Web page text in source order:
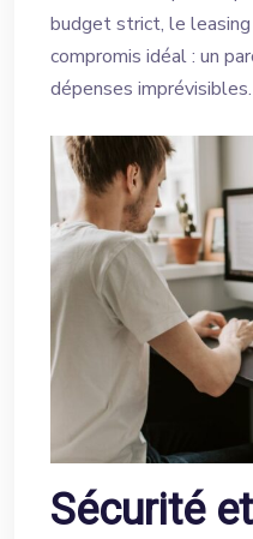
budget strict, le leasing
compromis idéal : un
dépenses imprévisibles.
Sécurité